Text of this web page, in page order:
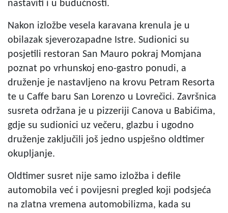
nastaviti i u budućnosti.
Nakon izložbe vesela karavana krenula je u
obilazak sjeverozapadne Istre. Sudionici su
posjetili restoran San Mauro pokraj Momjana
poznat po vrhunskoj eno-gastro ponudi, a
druženje je nastavljeno na krovu Petram Resorta
te u Caffe baru San Lorenzo u Lovrečici. Završnica
susreta održana je u pizzeriji Canova u Babićima,
gdje su sudionici uz večeru, glazbu i ugodno
druženje zaključili još jedno uspješno oldtimer
okupljanje.
Oldtimer susret nije samo izložba i defile
automobila već i povijesni pregled koji podsjeća
na zlatna vremena automobilizma, kada su